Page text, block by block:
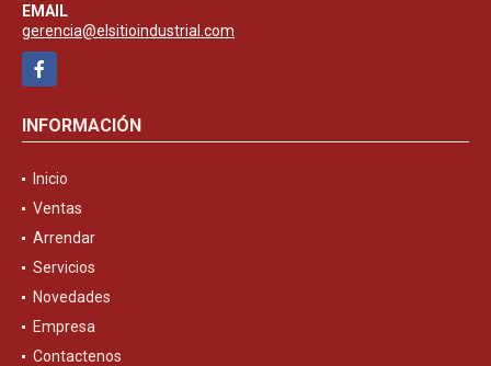
EMAIL
gerencia@elsitioindustrial.com
Facebook
INFORMACIÓN
Inicio
Ventas
Arrendar
Servicios
Novedades
Empresa
Contactenos